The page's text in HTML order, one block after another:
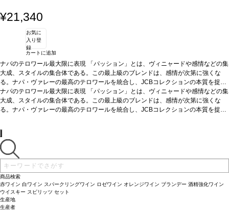
¥21,340
お気に
入り登
録
カートに追加
ナパのテロワール最大限に表現 「パッション」とは、ヴィニャードや感情などの集
大成、スタイルの集合体である。この最上級のブレンドは、感情が次第に強くな
る。ナパ・ヴァレーの最高のテロワールを統合し、JCBコレクションの本質を捉え
た、調和のとれた特別なブレンドワイン。 テイスティングノート 「また見事なコ
スパワインで、おそらくこのキュヴェのこれまでで最も素晴らしいヴィンテージと
言えるでしょう。様々な畑のカベルネ・ソーヴィニヨンをベースに、4％のカベル
たくさんの黒果実に加え、葉のようなハーブ、チョコレート、土のニュアンスも感
じる」ジェブ・ダナック、2022年3月
4% カベルネ・フラン、2% プティ・ヴェルド
*本ヴィンテージが在庫切れの場合、在庫があり価格が同様の場合は自動的に次の
ヴィンテージに変更されます、ご了承ください。
ナパのテロワール最大限に表現 「パッション」とは、ヴィニャードや感情などの集
大成、スタイルの集合体である。この最上級のブレンドは、感情が次第に強くな
る。ナパ・ヴァレーの最高のテロワールを統合し、JCBコレクションの本質を捉え
スパワインで、おそらくこのキュヴェのこれまでで最も素晴らしいヴィンテージと
言えるでしょう。様々な畑のカベルネ・ソーヴィニヨンをベースに、4％のカベル
ネ・フランと2％のプティ・ヴェルドし、フルボディでまろやか、とても魅惑的。
たくさんの黒果実に加え、葉のようなハーブ、チョコレート、土のニュアンスも感
じる」ジェブ・ダナック、2022年3月
4% カベルネ・フラン、2% プティ・ヴェルド
ヴィンテージに変更されます、ご了承ください。
商品検索
赤ワイン 白ワイン スパークリングワイン ロゼワイン オレンジワイン ブランデー 酒精強化ワイン
ウイスキー スピリッツ セット
生産地
生産者